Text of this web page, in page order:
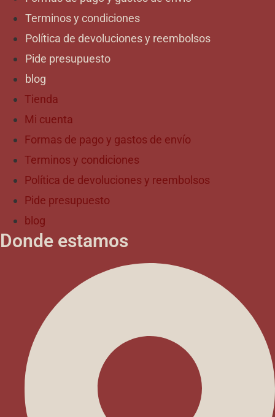
Terminos y condiciones
Política de devoluciones y reembolsos
Pide presupuesto
blog
Tienda
Mi cuenta
Formas de pago y gastos de envío
Terminos y condiciones
Política de devoluciones y reembolsos
Pide presupuesto
blog
Donde estamos